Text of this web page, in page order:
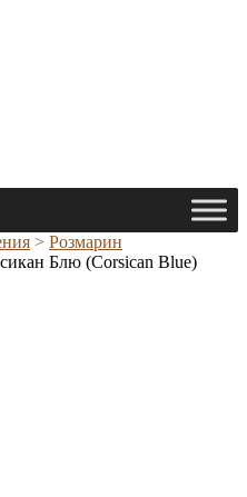
> Розмарин
Блю (Corsican Blue)